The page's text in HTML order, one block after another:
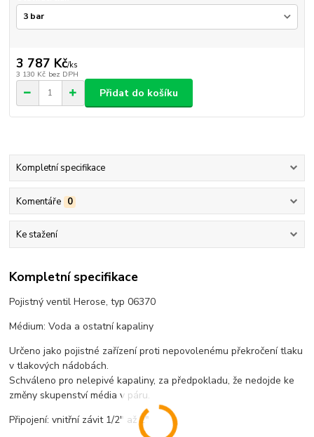
3 787 Kč/ks
3 130 Kč bez DPH
Přidat do košíku
Kompletní specifikace
Komentáře 0
Ke stažení
Kompletní specifikace
Pojistný ventil Herose, typ 06370
Médium: Voda a ostatní kapaliny
Určeno jako pojistné zařízení proti nepovolenému překročení tlaku
v tlakových nádobách.
Schváleno pro nelepivé kapaliny, za předpokladu, že nedojde ke
změny skupenství média v páru.
Připojení: vnitřní závit 1/2" až 2"